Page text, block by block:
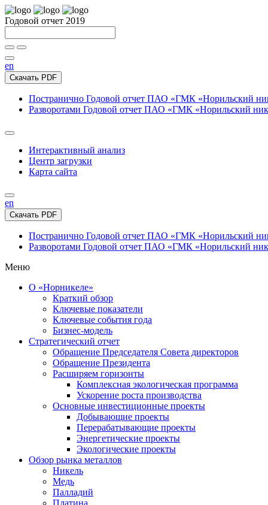
Годовой отчет 2019
en
Скачать PDF
Постранично Годовой отчет ПАО «ГМК «Норильский
Разворотами Годовой отчет ПАО «ГМК «Норильский
Интерактивный анализ
Центр загрузки
Карта сайта
en
Скачать PDF
Постранично Годовой отчет ПАО «ГМК «Норильский
Разворотами Годовой отчет ПАО «ГМК «Норильский
Меню
О «Норникеле»
Краткий обзор
Ключевые показатели
Ключевые события года
Бизнес-модель
Стратегический отчет
Обращение Председателя Совета директоров
Обращение Президента
Расширяем горизонты
Комплексная экологическая программа
Ускорение роста производства
Основные инвестиционные проекты
Добывающие проекты
Перерабатывающие проекты
Энергетические проекты
Экологические проекты
Обзор рынка металлов
Никель
Медь
Палладий
Платина